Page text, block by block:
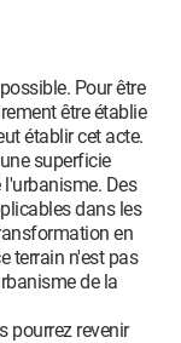
Pour être
être établie
établir cet acte.
superficie
Des
dans les
en
terrain n'est pas
de la
pourrez revenir